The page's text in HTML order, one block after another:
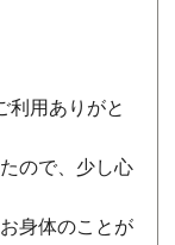
利用ありがと
ので、少し心
身体のことが